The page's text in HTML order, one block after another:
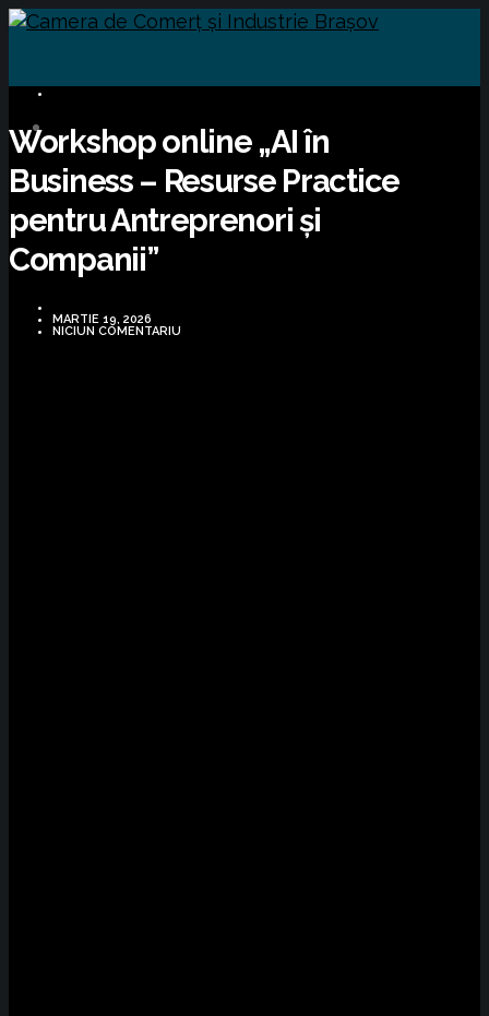
Workshop online „AI în
Business – Resurse Practice
pentru Antreprenori și
Companii”
MARTIE 19, 2026
NICIUN COMENTARIU